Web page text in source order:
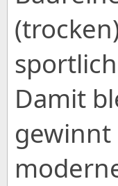
Damit
gewinnt